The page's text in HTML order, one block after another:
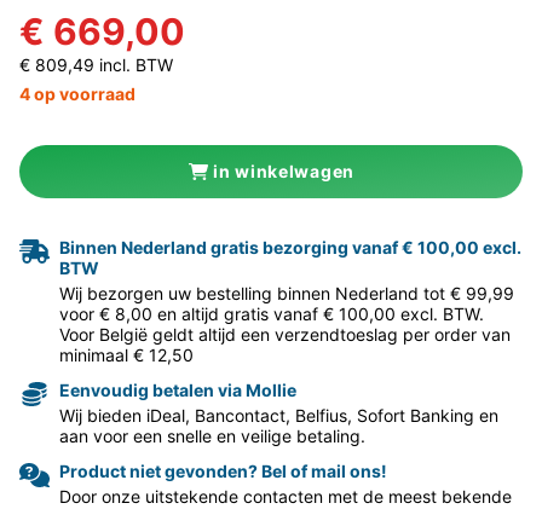
€ 669,00
€ 809,49 incl. BTW
4 op voorraad
in winkelwagen
Binnen Nederland gratis bezorging vanaf € 100,00 excl.
BTW
Wij bezorgen uw bestelling binnen Nederland tot € 99,99
voor € 8,00 en altijd gratis vanaf € 100,00 excl. BTW.
Voor België geldt altijd een verzendtoeslag per order van
minimaal € 12,50
Eenvoudig betalen via Mollie
Wij bieden iDeal, Bancontact, Belfius, Sofort Banking en
aan voor een snelle en veilige betaling.
Product niet gevonden? Bel of mail ons!
Door onze uitstekende contacten met de meest bekende